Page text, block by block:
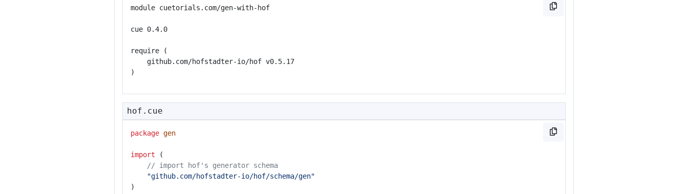
hof.cue
package gen
import (
// import hof's generator schema
"github.com/hofstadter-io/hof/schema/gen"
)